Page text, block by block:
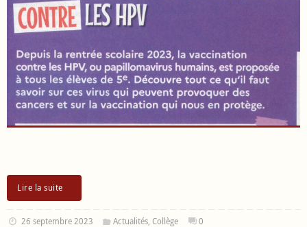
Lire la suite
26 septembre 2023 Actualités,Collège 0